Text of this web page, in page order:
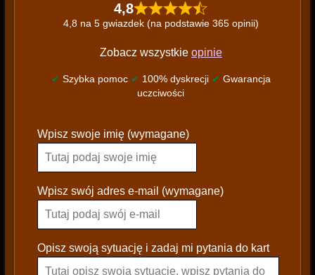
4,8
4,8 na 5 gwiazdek (na podstawie 365 opinii)
Zobacz wszystkie opinie
✔ Szybka pomoc ✔ 100% dyskrecji ✔ Gwarancja
uczciwości
l
a
s
e
a
Wpisz swoje imię (wymagane)
Wpisz swój adres e-mail (wymagane)
Opisz swoją sytuację i zadaj mi pytania do kart